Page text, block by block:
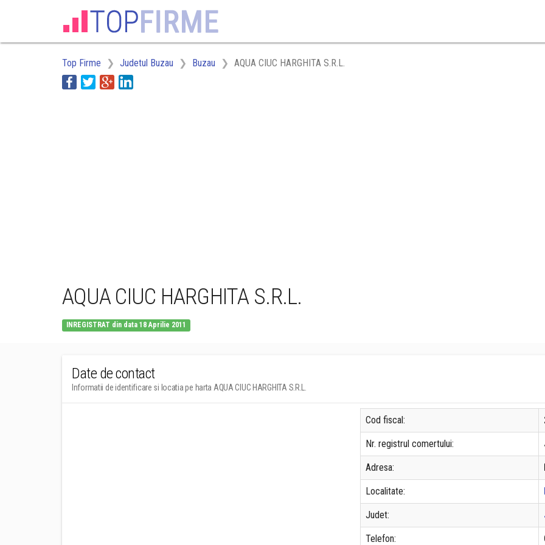
Top Firme Judetul Buzau Buzau AQUA CIUC HARGHITA S.R.L.
AQUA CIUC HARGHITA S.R.L.
INREGISTRAT din data 18 Aprilie 2011
Date de contact
Informatii de identificare si locatia pe harta AQUA CIUC HARGHITA S.R.L.
Cod fiscal:
Nr. registrul comertului:
Adresa:
Localitate:
Judet:
Telefon: